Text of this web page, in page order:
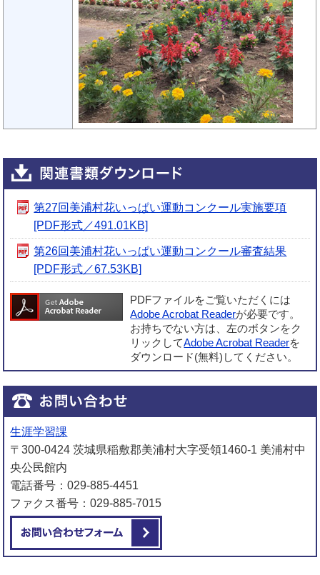
第27回美浦村花いっぱい運動コンクール実施要項
[PDF形式／491.01KB]
第26回美浦村花いっぱい運動コンクール審査結果
[PDF形式／67.53KB]
PDFファイルをご覧いただくには
Adobe Acrobat Readerが必要です。
お持ちでない方は、左のボタンをク
リックしてAdobe Acrobat Readerを
ダウンロード(無料)してください。
生涯学習課
〒300-0424 茨城県稲敷郡美浦村大字受領1460-1 美浦村中
央公民館内
電話番号：029-885-4451
ファクス番号：029-885-7015